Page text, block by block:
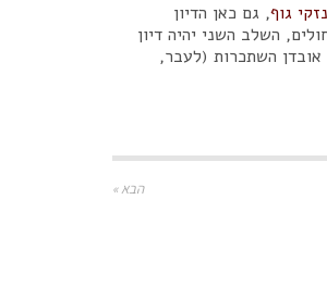
נזקי גוף, גם כאן הדיון
השלב השני יהיה דיון
אובדן השתכרות (לעבר,
הבא »